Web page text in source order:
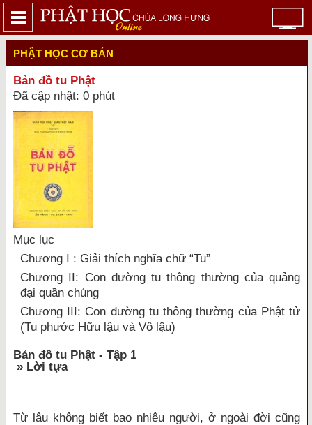
PHẬT HỌC CƠ BẢN
Bản đồ tu Phật
Đã cập nhật: 0 phút
Mục lục
Chương I : Giải thích nghĩa chữ “Tu”
Chương II: Con đường tu thông thường của quảng
đại quần chúng
Chương III: Con đường tu thông thường của Phật tử
(Tu phước Hữu lậu và Vô lậu)
Bản đồ tu Phật - Tập 1
» Lời tựa
Từ lâu không biết bao nhiêu người, ở ngoài đời cũng